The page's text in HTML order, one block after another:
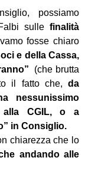
possiamo
sulle finalità
fosse chiaro
e della Cassa,
(che brutta
il fatto che, da
nessunissimo
alla CGIL, o a
in Consiglio.
chiarezza che lo
andando alle